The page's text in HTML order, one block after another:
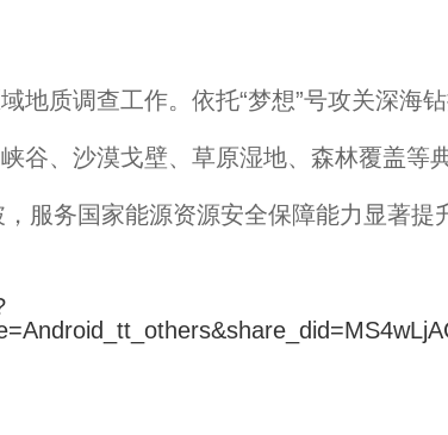
质调查工作。依托“梦想”号攻关深海
谷、沙漠戈壁、草原湿地、森林覆盖等
服务国家能源资源安全保障能力显著提